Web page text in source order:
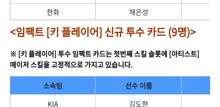
한화
채은성
<임팩트 [키 플레이어] 신규 투수 카드 (9명)>
※ [키 플레이어] 투수 임팩트 카드는 첫번째 스킬 슬롯에 [아티스트]
메이저 스킬을 고정적으로 가지고 있습니다.
소속팀 선수 이름
KIA
김도현